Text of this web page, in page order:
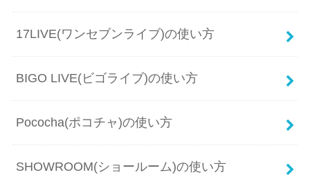
17LIVE(ワンセブンライブ)の使い方
BIGO LIVE(ビゴライブ)の使い方
Pococha(ポコチャ)の使い方
SHOWROOM(ショールーム)の使い方